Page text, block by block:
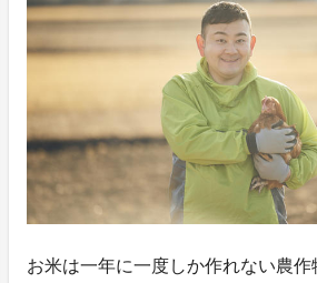
お米は一年に一度しか作れない農